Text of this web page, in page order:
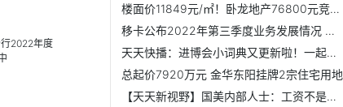
楼面价11849元/㎡！卧龙地产76800元竞得越城区地块
移卡公布2022年第三季度业务发展情况 到店电商服务表现亮眼
天天快播：进博会小词典又更新啦！一起来学
总起价7920万元 金华东阳挂牌2宗住宅用地
【天天新视野】国美内部人士：工资不是不发是缓发，公司正与...